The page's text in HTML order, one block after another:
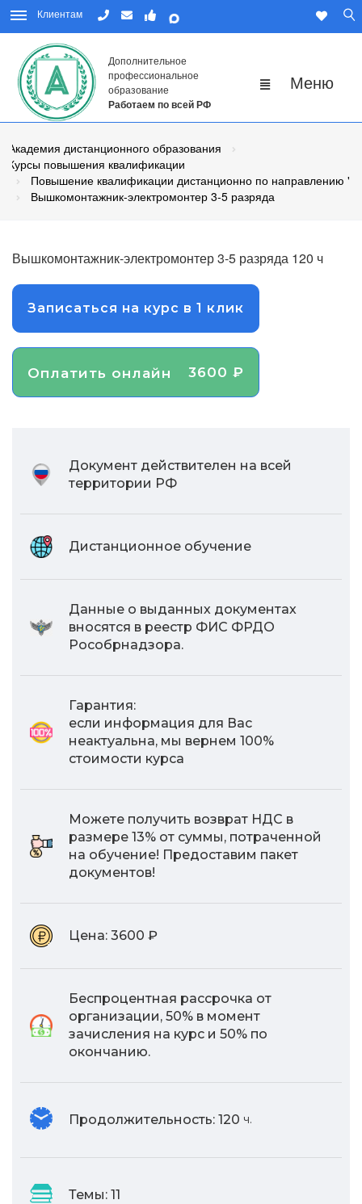
Клиентам
Дополнительное
профессиональное
образование
Работаем по всей РФ
Академия дистанционного образования
Курсы повышения квалификации
Повышение квалификации дистанционно по направлению
Вышкомонтажник-электромонтер 3-5 разряда
Вышкомонтажник-электромонтер 3-5 разряда 120 ч
Записаться на курс в 1 клик
Оплатить онлайн 3600 ₽
Документ действителен на всей
территории РФ
Дистанционное обучение
Данные о выданных документах
вносятся в реестр ФИС ФРДО
Рособрнадзора.
Гарантия:
если информация для Вас
неактуальна, мы вернем 100%
стоимости курса
Можете получить возврат НДС в
размере 13% от суммы, потраченной
на обучение! Предоставим пакет
документов!
Цена: 3600 ₽
Беспроцентная рассрочка от
организации, 50% в момент
зачисления на курс и 50% по
окончанию.
Продолжительность: 120 ч.
Темы: 11